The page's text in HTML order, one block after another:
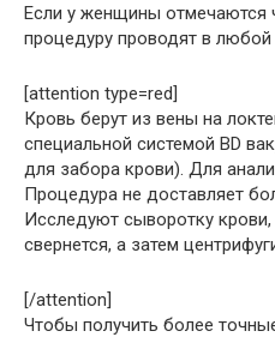
Если у женщины отмечаются
процедуру проводят в
[attention type=red]
Кровь берут из вены на
специальной системой BD
для забора крови). Для
Процедура не доставляет
Исследуют сыворотку
свернется, а затем
[/attention]
Чтобы получить более